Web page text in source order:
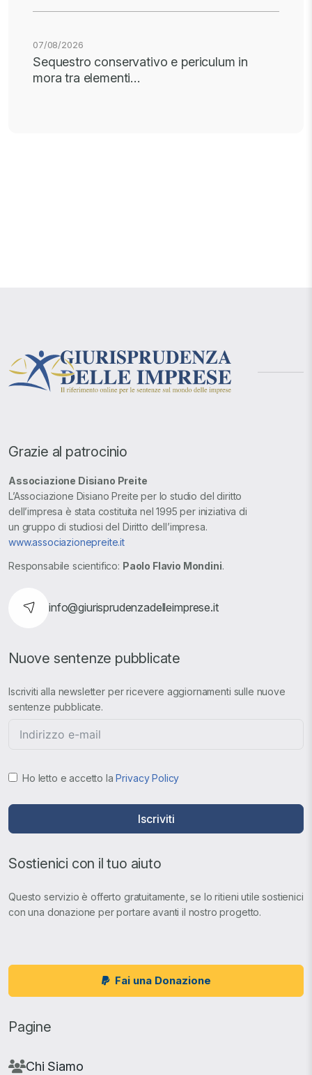
07/08/2026
Sequestro conservativo e periculum in
mora tra elementi…
Grazie al patrocinio
Associazione Disiano Preite
L’Associazione Disiano Preite per lo studio del diritto
dell’impresa è stata costituita nel 1995 per iniziativa di
un gruppo di studiosi del Diritto dell’impresa.
www.associazionepreite.it
Responsabile scientifico: Paolo Flavio Mondini.
info@giurisprudenzadelleimprese.it
Nuove sentenze pubblicate
Iscriviti alla newsletter per ricevere aggiornamenti sulle nuove
sentenze pubblicate.
Ho letto e accetto laPrivacy Policy
Iscriviti
Sostienici con il tuo aiuto
Questo servizio è offerto gratuitamente, se lo ritieni utile sostienici
con una donazione per portare avanti il nostro progetto.
Fai una Donazione
Pagine
Chi Siamo